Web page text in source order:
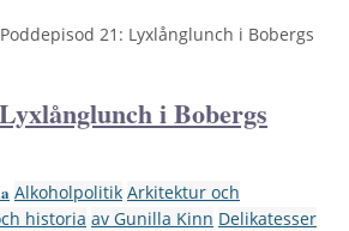
Poddepisod 21: Lyxlånglunch i Bobergs
i Bobergs
Alkoholpolitik Arkitektur och
historia av Gunilla Kinn Delikatesser